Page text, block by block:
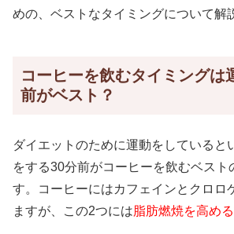
めの、ベストなタイミングについて解
コーヒーを飲むタイミングは
前がベスト？
ダイエットのために運動をしていると
をする30分前がコーヒーを飲むベスト
す。コーヒーにはカフェインとクロロ
ますが、この2つには 脂肪燃焼を高め